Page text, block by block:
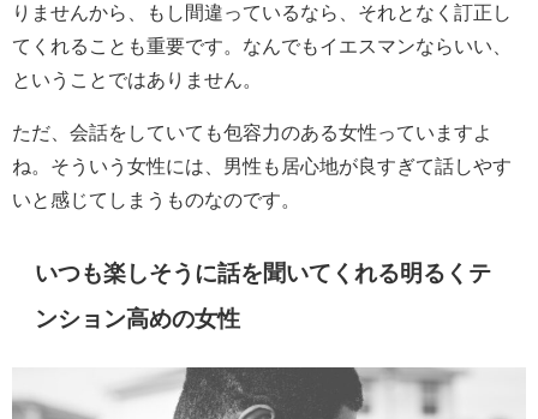
りませんから、もし間違っているなら、それとなく訂正し
てくれることも重要です。なんでもイエスマンならいい、
ということではありません。
ただ、会話をしていても包容力のある女性っていますよ
ね。そういう女性には、男性も居心地が良すぎて話しやす
いと感じてしまうものなのです。
いつも楽しそうに話を聞いてくれる明るくテ
ンション高めの女性